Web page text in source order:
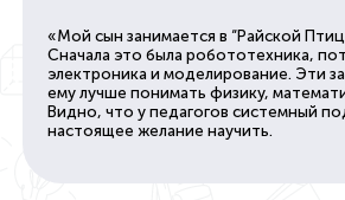
«Мой сын занимается в “Райской
Сначала это была робототехника,
электроника и моделирование. Эти
ему лучше понимать физику,
Видно, что у педагогов системный
настоящее желание научить.